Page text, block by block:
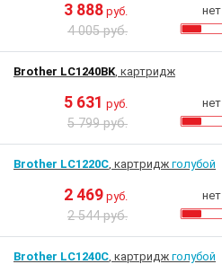
3 888 руб.
4 005 руб.
нет
Brother LC1240BK, картридж
5 631 руб.
5 799 руб.
нет
Brother LC1220C, картридж голубой
2 469 руб.
2 544 руб.
нет
Brother LC1240C, картридж голубой